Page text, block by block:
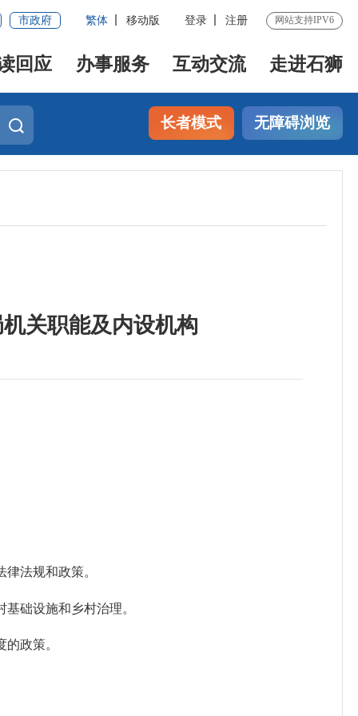
市政府 繁体 移动版 登录 注册 网站支持IPV6
回应 办事服务 互动交流 走进石狮
长者模式 无障碍浏览
关职能及内设机构
法规和政策。
础设施和乡村治理。
政策。